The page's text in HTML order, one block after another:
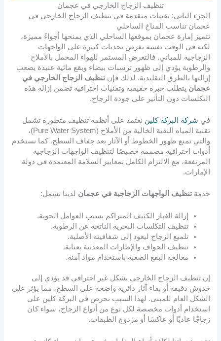
تنظيف الزجاج الخارجي في عجمان
الجزء الثاني: تقنيات متقدمة في تنظيف الزجاج الخارجي في
عجمان تناسب المناخ الساحلي
تتميز إمارة عجمان بموقعها الساحلي الذي يمنحها أجواءً مميزة،
لكنه في الوقت نفسه يفرض تحديات كبيرة على الواجهات
الزجاجية للمباني. فالتعرض المستمر للهواء المحمل بالأملاح
والرطوبة يؤدي إلى ظهور ترسبات بيضاء وبقع مائية عنيدة يصعب
إزالتها بالطرق التقليدية. لذلك فإنتنظيف الزجاج الخارجي في
عجمان يتطلب خبرة حقيقية وتقنيات احترافية تضمن إزالة هذه
التكلسات دون التأثير على جودة الزجاج.
في شركة البركة كلين نعتمد على أنظمة تنظيف متطورة تشمل
تقنية المياه النقية الخالية من الأملاح (Pure Water System)،
والتي تمنع ظهور الخطوط أو الآثار بعد جفاف السطح. كما نستخدم
أدوات احترافية مصممة خصيصًا لتنظيف الواجهات الزجاجية
المرتفعة، مع الالتزام الكامل بمعايير السلامة المعتمدة في دولة
الإمارات.
خدمةتنظيف الواجهات الزجاجية في عجمان لدينا تشمل:
إزالة الغبار الكثيف المتراكم بسبب العوامل الجوية.
تنظيف التكلسات البحرية الناتجة عن الرطوبة.
تلميع الزجاج ليعود إلى شفافيته الأصلية.
تنظيف الحواف والإطارات المعدنية بعناية.
معالجة البقع الصعبة باستخدام مواد آمنة.
إن تنظيف الزجاج الخارجي بشكل غير احترافي قد يؤدي إلى
خدوش دقيقة أو بقاء آثار دائرية واضحة على السطح، مما يؤثر على
الشكل العام للمبنى. لهذا السبب نحرص في البركة كلين على
استخدام أدوات مخصصة لكل نوع من أنواع الزجاج، سواء كان
زجاجًا عاديًا أو عاكسًا أو مزدوج الطبقات.